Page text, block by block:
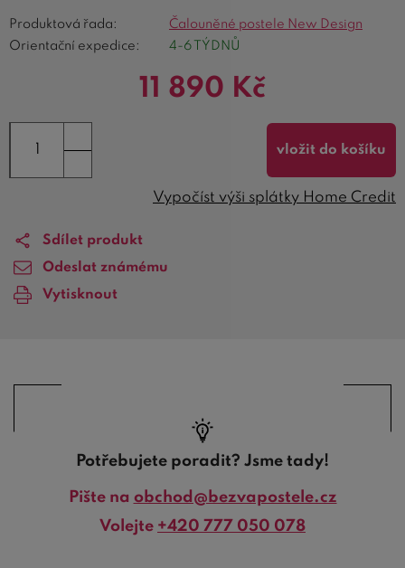
Produktová řada:
Čalouněné postele New Design
Orientační expedice:
4-6 TÝDNŮ
11 890 Kč
vložit do košíku
Vypočíst výši splátky Home Credit
Sdílet produkt
Odeslat známému
Vytisknout
Potřebujete poradit? Jsme tady!
Pište na obchod@bezvapostele.cz
Volejte +420 777 050 078